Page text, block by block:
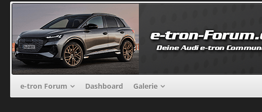
e-tron Forum Dashboard Galerie